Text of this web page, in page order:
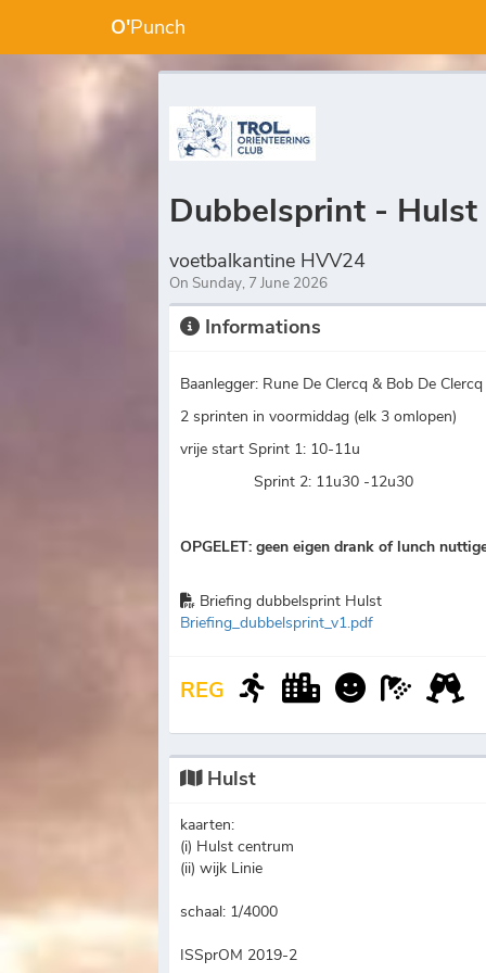
O'Punch
Dubbelsprint - Hulst
voetbalkantine HVV24
On Sunday, 7 June 2026
Informations
Baanlegger: Rune De Clercq & Bob De Clercq
2 sprinten in voormiddag (elk 3 omlopen)
vrije start Sprint 1: 10-11u
Sprint 2: 11u30 -12u30
OPGELET: geen eigen drank of lunch
Briefing dubbelsprint Hulst
Briefing_dubbelsprint_v1.pdf
REG
Hulst
kaarten:
(i) Hulst centrum
(ii) wijk Linie
schaal: 1/4000
ISSprOM 2019-2